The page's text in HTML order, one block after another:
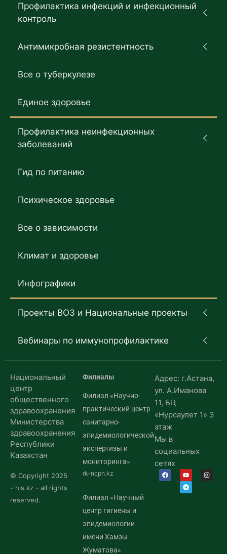
Профилактика инфекций и инфекционный
контроль
Антимикробная резистентность
Все о туберкулезе
Единое здоровье
Профилактика неинфекционных
заболеваний
Гид по питанию
Психическое здоровье
Все о зависимости
Климат и здоровье
Инфографики
Проекты ВОЗ и Национальные проекты
Вебинары по иммунопрофилактике
Национальный
центр
общественного
здравоохранения
Министерства
здравоохранения
Республики
Казахстан
© Copyright 2025
- hls.kz - all rights
reserved.
Филиалы
Филиал «Научно-
практический центр
санитарно-
эпидемиологической
экспертизы и
мониторинга»
rk-ncph.kz
Филиал «Научный
центр гигиены и
эпидемиологии
имени Хамзы
Жуматова»
Адрес: г.Астана,
ул. А.Иманова
11, БЦ
«Нурсаулет 1» 3
этаж
Мы в
социальных
сетях